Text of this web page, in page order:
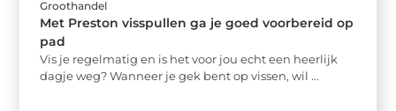
Groothandel
Met Preston visspullen ga je goed voorbereid op
pad
Vis je regelmatig en is het voor jou echt een heerlijk
dagje weg? Wanneer je gek bent op vissen, wil ...